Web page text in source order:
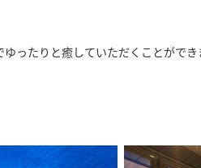
ったりと癒していただくことがで